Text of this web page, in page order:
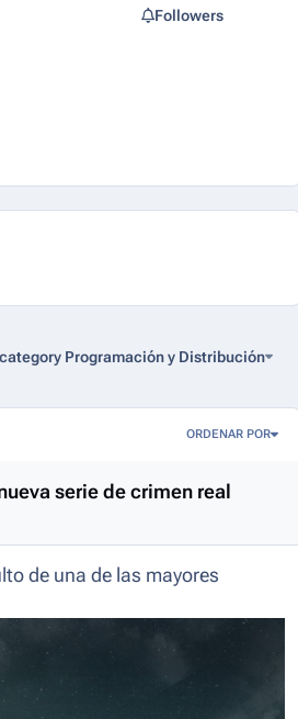
Followers
Programación y Distribución
ORDENAR POR
serie de crimen real
de una de las mayores